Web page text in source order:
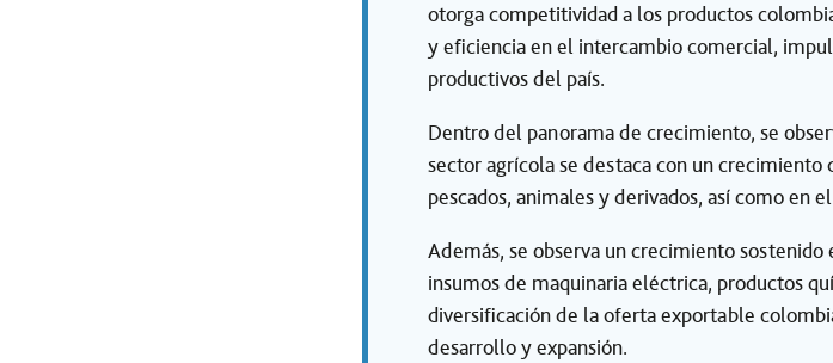
otorga competitividad a los productos
y eficiencia en el intercambio comercial,
productivos del país.
Dentro del panorama de crecimiento, se
sector agrícola se destaca con un
pescados, animales y derivados, así como en
Además, se observa un crecimiento
insumos de maquinaria eléctrica, productos
diversificación de la oferta exportable
desarrollo y expansión.